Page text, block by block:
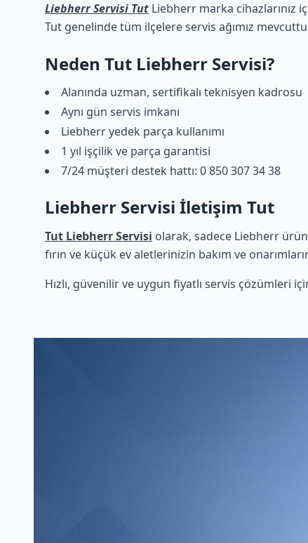
Liebherr Servisi Tut Liebherr marka cihazlarınız
Tut genelinde tüm ilçelere servis ağımız
Neden Tut Liebherr Servisi?
Alanında uzman, sertifikalı teknisyen kadrosu
Aynı gün servis imkanı
Liebherr yedek parça kullanımı
1 yıl işçilik ve parça garantisi
7/24 müşteri destek hattı: 0 850 307 34 38
Liebherr Servisi İletişim Tut
Tut Liebherr Servisi olarak, sadece Liebherr
fırın ve küçük ev aletlerinizin bakım ve
Hızlı, güvenilir ve uygun fiyatlı servis çözümleri